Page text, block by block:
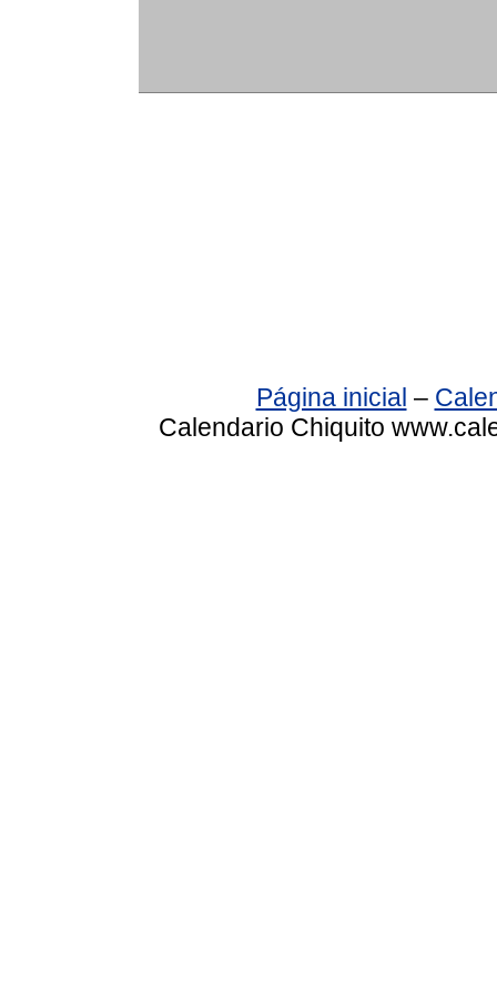
Página inicial –
Calendario Chiquito